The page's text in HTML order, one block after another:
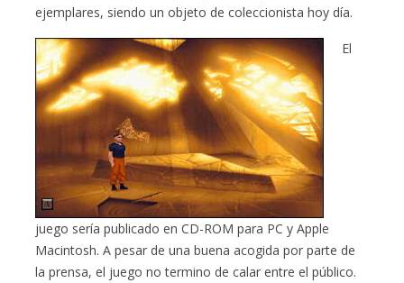
ejemplares, siendo un objeto de coleccionista hoy día.
El
juego sería publicado en CD-ROM para PC y Apple
Macintosh. A pesar de una buena acogida por parte de
la prensa, el juego no termino de calar entre el público.